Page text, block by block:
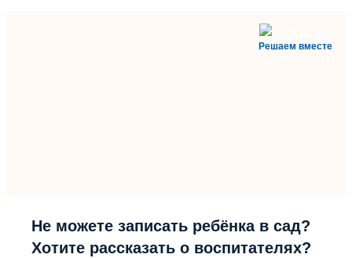
Решаем вместе
Не можете записать ребёнка в сад?
Хотите рассказать о воспитателях?